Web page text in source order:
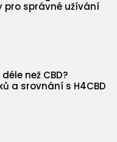
pro správné užívání
než CBD?
a srovnání s H4CBD